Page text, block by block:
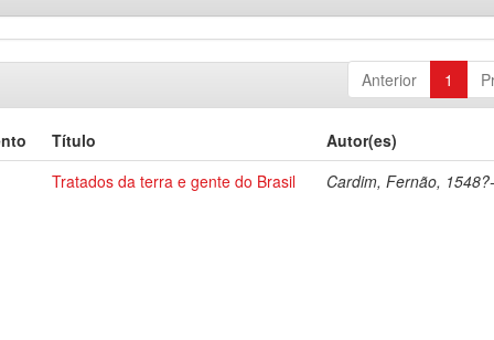
Anterior 1
Título
Autor(es)
Tratados da terra e gente do Brasil
Cardim, Fernão,